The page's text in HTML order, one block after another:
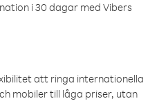
i 30 dagar med Vibers
att ringa internationella
mobiler till låga priser, utan